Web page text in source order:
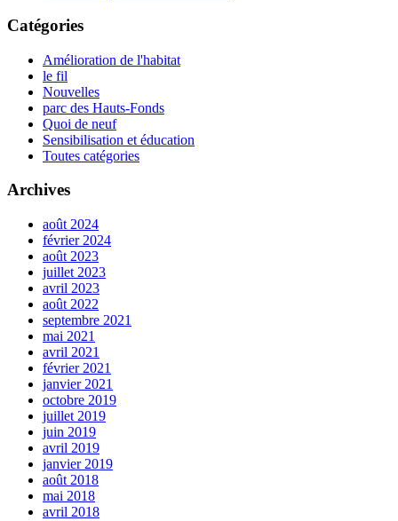
Catégories
Amélioration de l'habitat
le fil
Nouvelles
parc des Hauts-Fonds
Quoi de neuf
Sensibilisation et éducation
Toutes catégories
Archives
août 2024
février 2024
août 2023
juillet 2023
avril 2023
août 2022
septembre 2021
mai 2021
avril 2021
février 2021
janvier 2021
octobre 2019
juillet 2019
juin 2019
avril 2019
janvier 2019
août 2018
mai 2018
avril 2018